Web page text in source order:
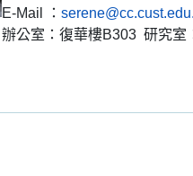
E-Mail ：
辦公室：復華樓B303 研究室